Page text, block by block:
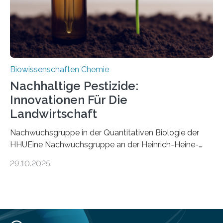
Biowissenschaften Chemie
Nachhaltige Pestizide:
Innovationen Für Die
Landwirtschaft
Nachwuchsgruppe in der Quantitativen Biologie der
HHUEine Nachwuchsgruppe an der Heinrich-Heine-
fünf Jahren erforschen, wie Bakterien auf
Insektenblume. Das Bundesministerium für Forschung,
29.10.2025